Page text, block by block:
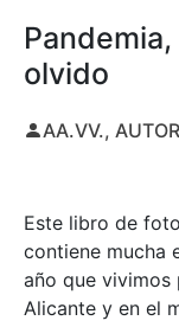
olvido
AA.VV.,
Este libro de
contiene mucha
año que vivimos
Alicante y en el